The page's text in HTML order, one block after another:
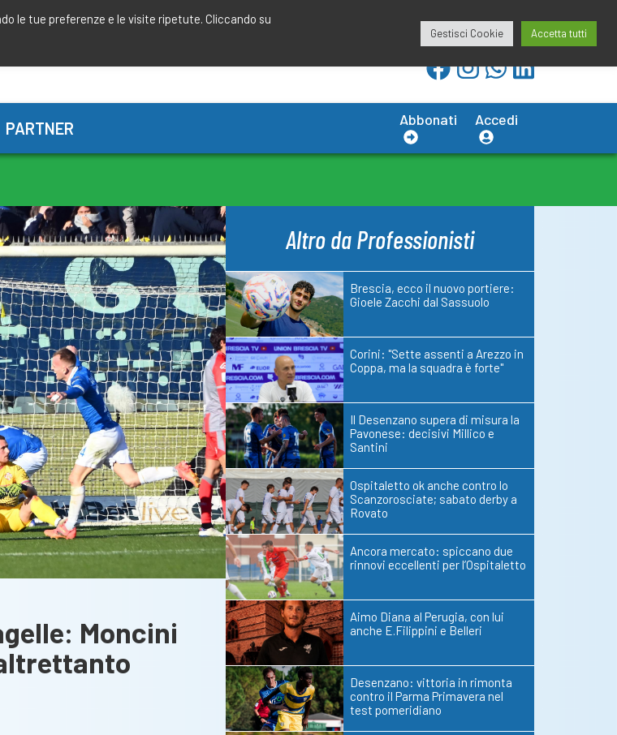
redazione@calciobresciano.it
PARTNER Abbonati Accedi
Moncini
Altro da Professionisti
Brescia, ecco il nuovo portiere:
Gioele Zacchi dal Sassuolo
Corini: "Sette assenti a Arezzo in
Coppa, ma la squadra è forte"
Il Desenzano supera di misura la
Pavonese: decisivi Millico e
Santini
Ospitaletto ok anche contro lo
Scanzorosciate; sabato derby a
Rovato
Ancora mercato: spiccano due
rinnovi eccellenti per l’Ospitaletto
Aimo Diana al Perugia, con lui
anche E.Filippini e Belleri
Desenzano: vittoria in rimonta
contro il Parma Primavera nel
test pomeridiano
le tue preferenze e le visite ripetute. Cliccando su
Gestisci Cookie Accetta tutti